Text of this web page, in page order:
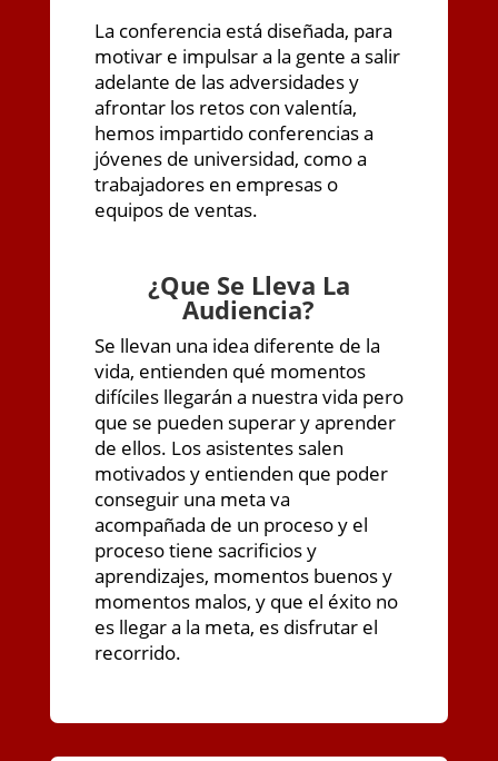
La conferencia está diseñada, para
motivar e impulsar a la gente a salir
adelante de las adversidades y
afrontar los retos con valentía,
hemos impartido conferencias a
jóvenes de universidad, como a
trabajadores en empresas o
equipos de ventas.
¿Que Se Lleva La
Audiencia?
Se llevan una idea diferente de la
vida, entienden qué momentos
difíciles llegarán a nuestra vida pero
que se pueden superar y aprender
de ellos. Los asistentes salen
motivados y entienden que poder
conseguir una meta va
acompañada de un proceso y el
proceso tiene sacrificios y
aprendizajes, momentos buenos y
momentos malos, y que el éxito no
es llegar a la meta, es disfrutar el
recorrido.